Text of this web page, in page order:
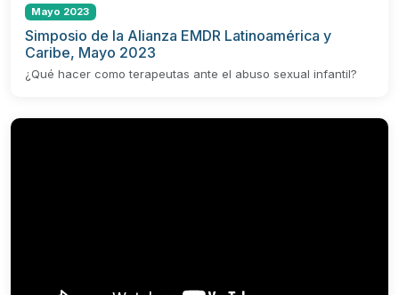
Mayo 2023
Simposio de la Alianza EMDR Latinoamérica y
Caribe, Mayo 2023
¿Qué hacer como terapeutas ante el abuso sexual infantil?